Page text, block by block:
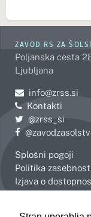
ZAVOD RS ZA
Poljanska cesta
Ljubljana
Pošljite e-mail na
info@zrss.si
Kontakti
Pojdite na Twitter:
@zrss_si
Pojdite na
Splošni pogoji
Politika
Izjava o